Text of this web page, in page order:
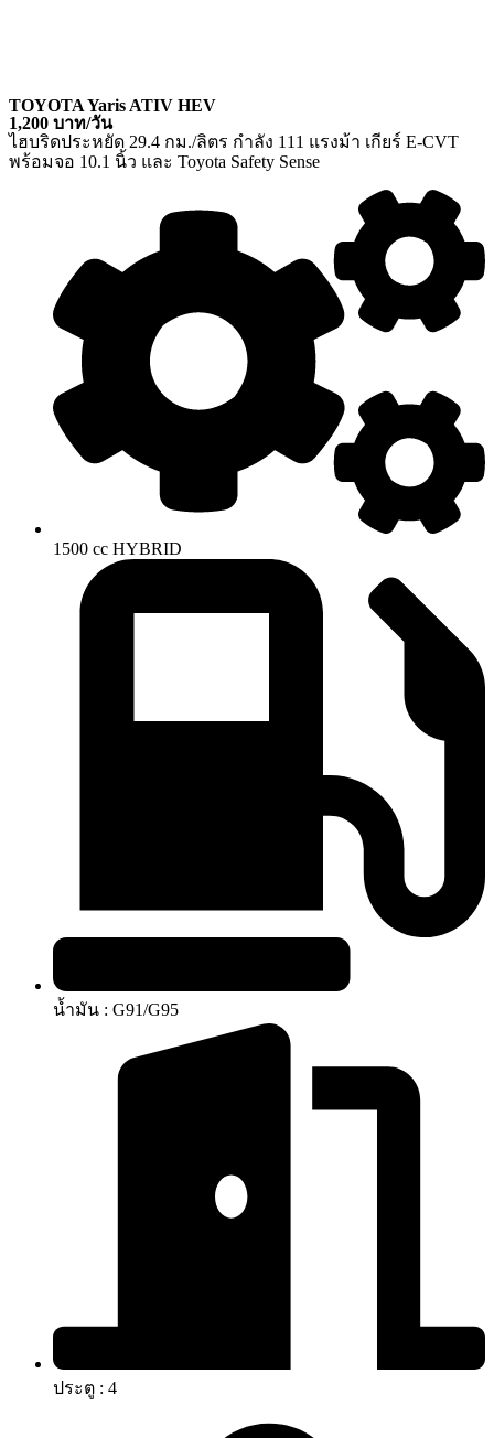
TOYOTA Yaris ATIV HEV
1,200 บาท/วัน
ไฮบริดประหยัด 29.4 กม./ลิตร กำลัง 111 แรงม้า เกียร์ E-CVT
พร้อมจอ 10.1 นิ้ว และ Toyota Safety Sense
1500 cc HYBRID
น้ำมัน : G91/G95
ประตู : 4